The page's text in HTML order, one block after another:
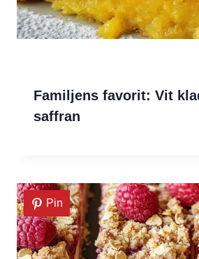
Familjens favorit: Vit
saffran
Pin